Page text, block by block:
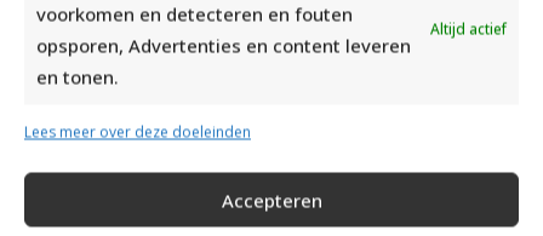
voorkomen en detecteren en fouten
opsporen, Advertenties en content leveren
en tonen.
Altijd actief
Lees meer over deze doeleinden
Accepteren